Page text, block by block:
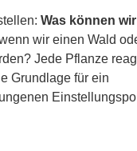
Was können wir
wir einen Wald
Jede Pflanze
Grundlage für ein